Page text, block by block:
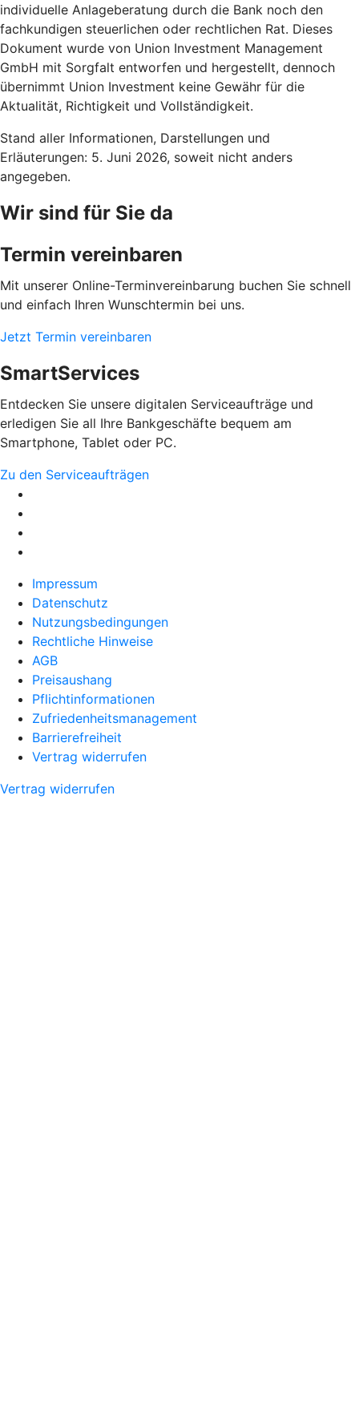
individuelle Anlageberatung durch die Bank noch den
fachkundigen steuerlichen oder rechtlichen Rat. Dieses
Dokument wurde von Union Investment Management
GmbH mit Sorgfalt entworfen und hergestellt, dennoch
übernimmt Union Investment keine Gewähr für die
Aktualität, Richtigkeit und Vollständigkeit.
Stand aller Informationen, Darstellungen und
Erläuterungen: 5. Juni 2026, soweit nicht anders
angegeben.
Wir sind für Sie da
Termin vereinbaren
Mit unserer Online-Terminvereinbarung buchen Sie schnell
und einfach Ihren Wunschtermin bei uns.
Jetzt Termin vereinbaren
SmartServices
Entdecken Sie unsere digitalen Serviceaufträge und
erledigen Sie all Ihre Bankgeschäfte bequem am
Smartphone, Tablet oder PC.
Zu den Serviceaufträgen
Impressum
Datenschutz
Nutzungsbedingungen
Rechtliche Hinweise
AGB
Preisaushang
Pflichtinformationen
Zufriedenheitsmanagement
Barrierefreiheit
Vertrag widerrufen
Vertrag widerrufen